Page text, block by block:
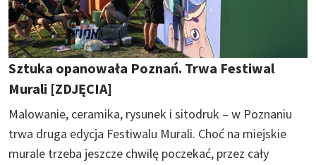
Sztuka opanowała Poznań. Trwa Festiwal
Murali [ZDJĘCIA]
Malowanie, ceramika, rysunek i sitodruk – w Poznaniu
trwa druga edycja Festiwalu Murali. Choć na miejskie
murale trzeba jeszcze chwilę poczekać, przez cały